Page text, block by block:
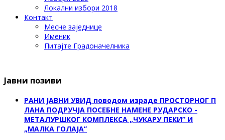
Локални избори 2018
Контакт
Месне заједнице
Именик
Питајте Градоначелника
Јавни позиви
РАНИ ЈАВНИ УВИД поводом израде ПРОСТОРНОГ П
ЛАНА ПОДРУЧЈА ПОСЕБНЕ НАМЕНЕ РУДАРСКО -
МЕТАЛУРШКОГ КОМПЛЕКСА „ЧУКАРУ ПЕКИ” И
„МАЛКА ГОЛАЈА”